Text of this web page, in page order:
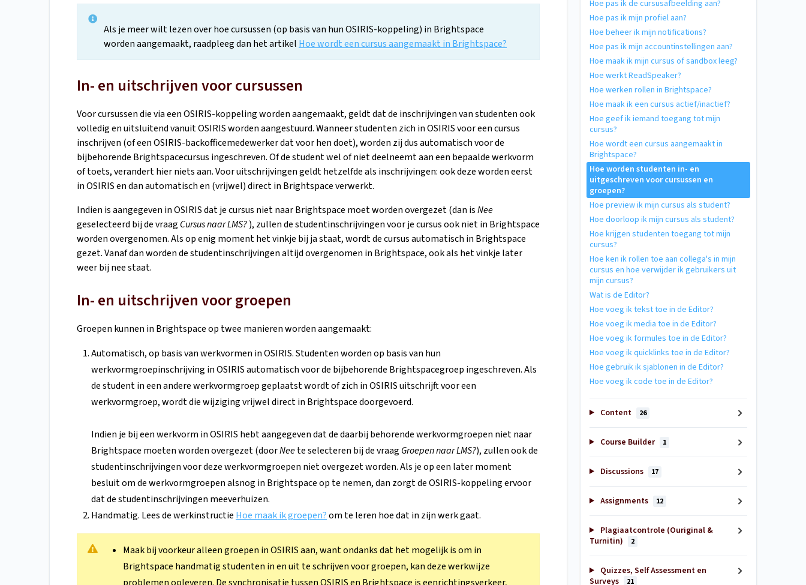
Als je meer wilt lezen over hoe cursussen (op basis van hun OSIRIS-koppeling) in Brightspace
worden aangemaakt, raadpleeg dan het artikel Hoe wordt een cursus aangemaakt in Brightspace?
In- en uitschrijven voor cursussen
Voor cursussen die via een OSIRIS-koppeling worden aangemaakt, geldt dat de inschrijvingen van studenten ook
volledig en uitsluitend vanuit OSIRIS worden aangestuurd. Wanneer studenten zich in OSIRIS voor een cursus
inschrijven (of een OSIRIS-backofficemedewerker dat voor hen doet), worden zij dus automatisch voor de
bijbehorende Brightspacecursus ingeschreven. Of de student wel of niet deelneemt aan een bepaalde werkvorm
of toets, verandert hier niets aan. Voor uitschrijvingen geldt hetzelfde als inschrijvingen: ook deze worden eerst
in OSIRIS en dan automatisch en (vrijwel) direct in Brightspace verwerkt.
Indien is aangegeven in OSIRIS dat je cursus niet naar Brightspace moet worden overgezet (dan isNee
geselecteerd bij de vraag Cursus naar LMS?), zullen de studentinschrijvingen voor je cursus ook niet in Brightspace
worden overgenomen. Als op enig moment het vinkje bij ja staat, wordt de cursus automatisch in Brightspace
gezet. Vanaf dan worden de studentinschrijvingen altijd overgenomen in Brightspace, ook als het vinkje later
weer bij nee staat.
In- en uitschrijven voor groepen
Groepen kunnen in Brightspace op twee manieren worden aangemaakt:
Automatisch, op basis van werkvormen in OSIRIS. Studenten worden op basis van hun
werkvormgroepinschrijving in OSIRIS automatisch voor de bijbehorende Brightspacegroep ingeschreven. Als
de student in een andere werkvormgroep geplaatst wordt of zich in OSIRIS uitschrijft voor een
werkvormgroep, wordt die wijziging vrijwel direct in Brightspace doorgevoerd.
Indien je bij een werkvorm in OSIRIS hebt aangegeven dat de daarbij behorende werkvormgroepen niet naar
Brightspace moeten worden overgezet (doorNeete selecteren bij de vraag Groepen naar LMS?), zullen ook de
studentinschrijvingen voor deze werkvormgroepen niet overgezet worden. Als je op een later moment
besluit om de werkvormgroepen alsnog in Brightspace op te nemen, dan zorgt de OSIRIS-koppeling ervoor
dat de studentinschrijvingen meeverhuizen.
Handmatig. Lees de werkinstructie Hoe maak ik groepen?om te leren hoe dat in zijn werk gaat.
Maak bij voorkeur alleen groepen in OSIRIS aan, want ondanks dat het mogelijk is om in
Brightspace handmatig studenten in en uit te schrijven voor groepen, kan deze werkwijze
Hoe pas ik de cursusafbeelding aan?
Hoe pas ik mijn profiel aan?
Hoe beheer ik mijn notifications?
Hoe pas ik mijn accountinstellingen aan?
Hoe maak ik mijn cursus of sandbox leeg?
Hoe werkt ReadSpeaker?
Hoe werken rollen in Brightspace?
Hoe maak ik een cursus actief/inactief?
Hoe geef ik iemand toegang tot mijn
cursus?
Hoe wordt een cursus aangemaakt in
Brightspace?
Hoe worden studenten in- en
uitgeschreven voor cursussen en
groepen?
Hoe preview ik mijn cursus als student?
Hoe doorloop ik mijn cursus als student?
Hoe krijgen studenten toegang tot mijn
cursus?
Hoe ken ik rollen toe aan collega's in mijn
cursus en hoe verwijder ik gebruikers uit
mijn cursus?
Wat is de Editor?
Hoe voeg ik tekst toe in de Editor?
Hoe voeg ik media toe in de Editor?
Hoe voeg ik formules toe in de Editor?
Hoe voeg ik quicklinks toe in de Editor?
Hoe gebruik ik sjablonen in de Editor?
Hoe voeg ik code toe in de Editor?
Content 26
Course Builder 1
Discussions 17
Assignments 12
Plagiaatcontrole (Ouriginal &
Turnitin)
2
Quizzes, Self Assessment en
Surveys
21